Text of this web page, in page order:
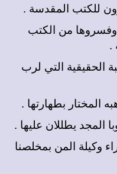
للكتب المقدسة .
من الكتب
.
الحقيقية التي لرب
المختار بطهارتها .
المجد يطللان عليها .
وكيلة المن بمخلصنا